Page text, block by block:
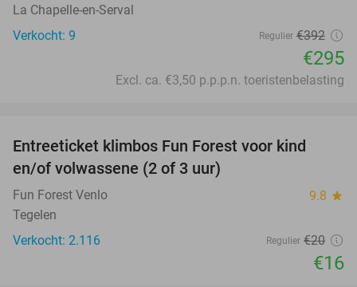
La Chapelle-en-Serval
Verkocht: 9
Regulier €392
€295
Excl. ca. €3,50 p.p.p.n. toeristenbelasting
Entreeticket klimbos Fun Forest voor kind
en/of volwassene (2 of 3 uur)
Fun Forest Venlo 9.8 star
Tegelen
Verkocht: 2.116
Regulier €20
€16